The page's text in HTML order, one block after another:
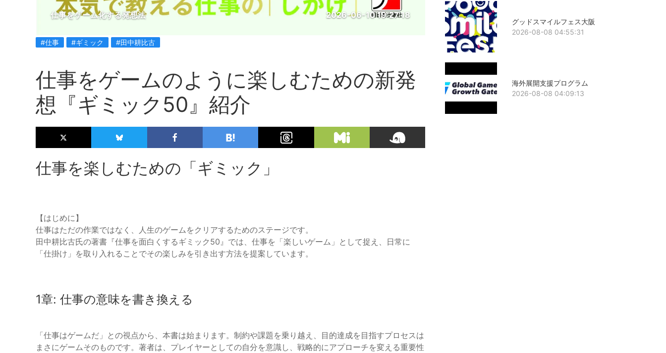
仕事をゲーム化する発想法 2026-06-10 19:27:18
#仕事 #ギミック #田中耕比古
仕事をゲームのように楽しむための新発
想『ギミック50』紹介
仕事を楽しむための「ギミック」
【はじめに】
仕事はただの作業ではなく、人生のゲームをクリアするためのステージです。
田中耕比古氏の著書『仕事を面白くするギミック50』では、仕事を「楽しいゲーム」として捉え、日常に
「仕掛け」を取り入れることでその楽しみを引き出す方法を提案しています。
1章: 仕事の意味を書き換える
「仕事はゲームだ」との視点から、本書は始まります。制約や課題を乗り越え、目的達成を目指すプロセスは
まさにゲームそのものです。著者は、プレイヤーとしての自分を意識し、戦略的にアプローチを変える重要性
グッドスマイルフェス大阪
2026-08-08 04:55:31
海外展開支援プログラム
2026-08-08 04:09:13